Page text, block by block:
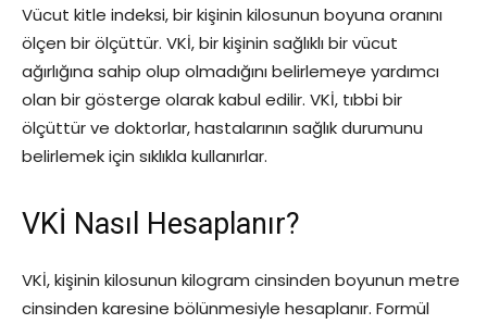
Vücut kitle indeksi, bir kişinin kilosunun boyuna oranını
ölçen bir ölçüttür. VKİ, bir kişinin sağlıklı bir vücut
ağırlığına sahip olup olmadığını belirlemeye yardımcı
olan bir gösterge olarak kabul edilir. VKİ, tıbbi bir
ölçüttür ve doktorlar, hastalarının sağlık durumunu
belirlemek için sıklıkla kullanırlar.
VKİ Nasıl Hesaplanır?
VKİ, kişinin kilosunun kilogram cinsinden boyunun metre
cinsinden karesine bölünmesiyle hesaplanır. Formül